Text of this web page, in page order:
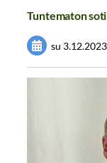
Tuntematon
su 3.12.2023